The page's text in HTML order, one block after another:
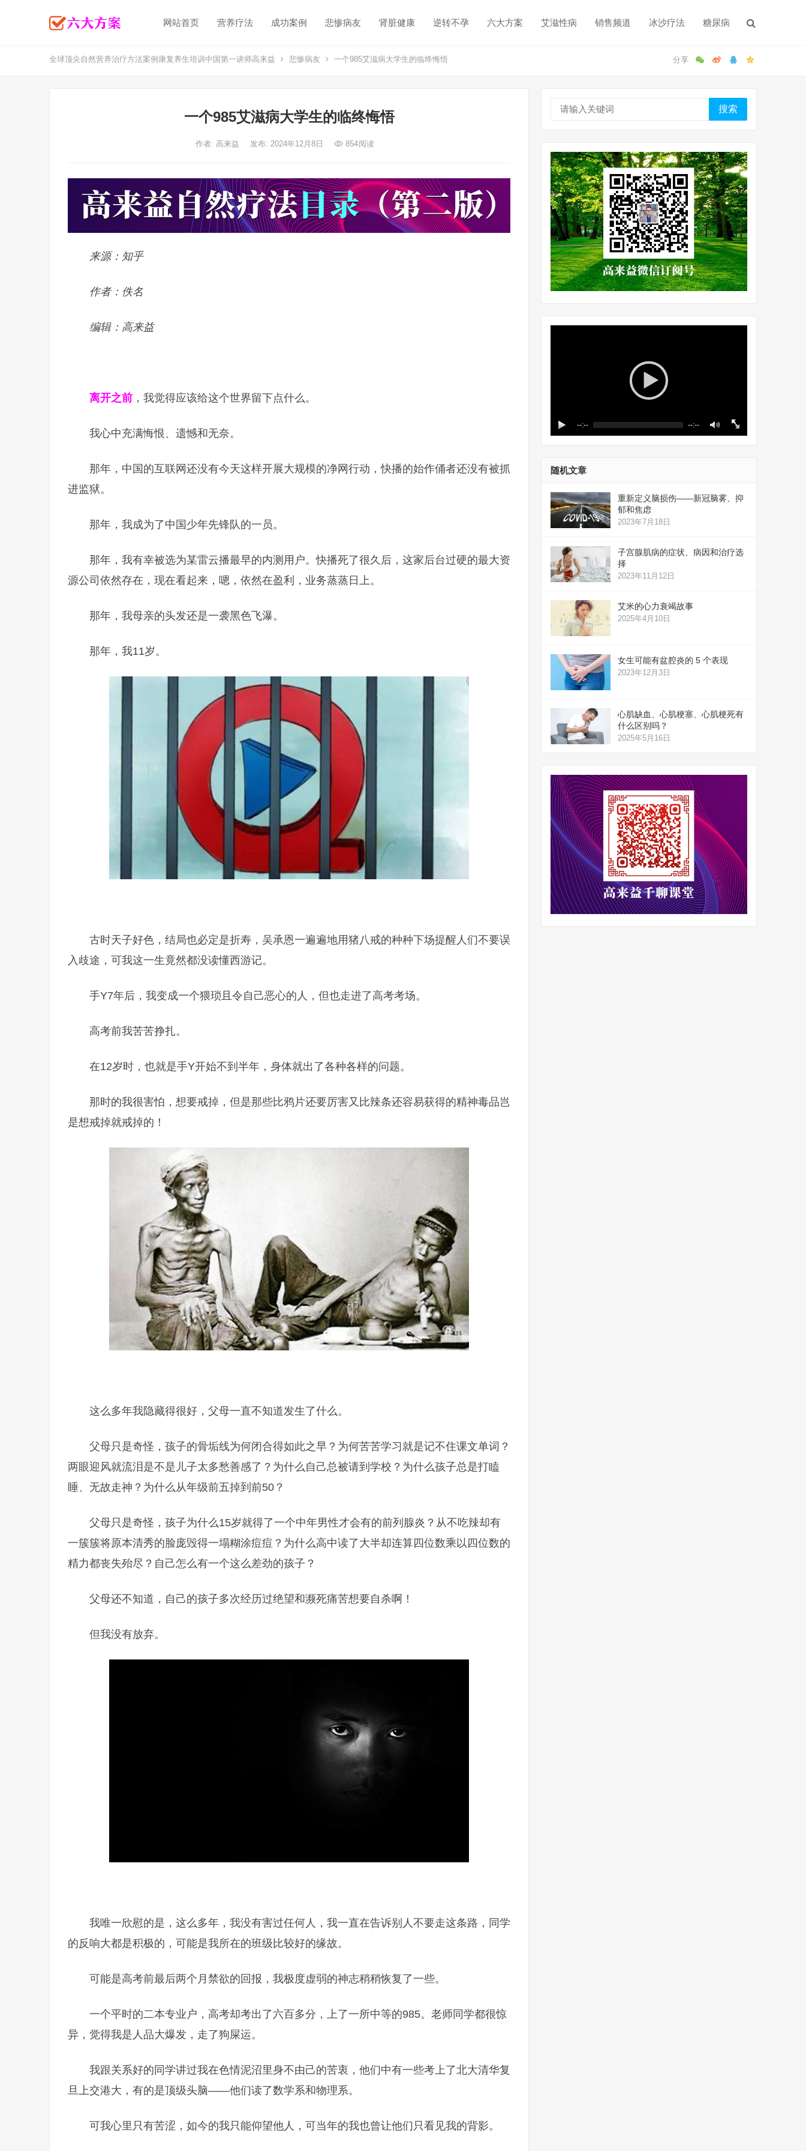
网站首页 营养疗法 成功案例 悲惨病友 肾脏健康 逆转不孕 六大方案 艾滋性病 销售频道 冰沙疗法 糖尿病
全球顶尖自然营养治疗方法案例康复养生培训中国第一讲师高来益 悲惨病友 一个985艾滋病大学生的临终悔悟
一个985艾滋病大学生的临终悔悟
作者: 高来益 发布: 2024年12月8日 854阅读
来源：知乎
作者：佚名
编辑：高来益
离开之前 ，我觉得应该给这个世界留下点什么。
我心中充满悔恨、遗憾和无奈。
那年，中国的互联网还没有今天这样开展大规模的净网行动，快播的始作俑者还没有被抓
进监狱。
那年，我成为了中国少年先锋队的一员。
那年，我有幸被选为某雷云播最早的内测用户。快播死了很久后，这家后台过硬的最大资
源公司依然存在，现在看起来，嗯，依然在盈利，业务蒸蒸日上。
那年，我母亲的头发还是一袭黑色飞瀑。
那年，我11岁。
古时天子好色，结局也必定是折寿，吴承恩一遍遍地用猪八戒的种种下场提醒人们不要误
入歧途，可我这一生竟然都没读懂西游记。
手Y7年后，我变成一个猥琐且令自己恶心的人，但也走进了高考考场。
高考前我苦苦挣扎。
在12岁时，也就是手Y开始不到半年，身体就出了各种各样的问题。
那时的我很害怕，想要戒掉，但是那些比鸦片还要厉害又比辣条还容易获得的精神毒品岂
是想戒掉就戒掉的！
这么多年我隐藏得很好，父母一直不知道发生了什么。
父母只是奇怪，孩子的骨垢线为何闭合得如此之早？为何苦苦学习就是记不住课文单词？
两眼迎风就流泪是不是儿子太多愁善感了？为什么自己总被请到学校？为什么孩子总是打瞌
睡、无故走神？为什么从年级前五掉到前50？
父母只是奇怪，孩子为什么15岁就得了一个中年男性才会有的前列腺炎？从不吃辣却有
一簇簇将原本清秀的脸庞毁得一塌糊涂痘痘？为什么高中读了大半却连算四位数乘以四位数的
精力都丧失殆尽？自己怎么有一个这么差劲的孩子？
父母还不知道，自己的孩子多次经历过绝望和濒死痛苦想要自杀啊！
但我没有放弃。
我唯一欣慰的是，这么多年，我没有害过任何人，我一直在告诉别人不要走这条路，同学
的反响大都是积极的，可能是我所在的班级比较好的缘故。
可能是高考前最后两个月禁欲的回报，我极度虚弱的神志稍稍恢复了一些。
一个平时的二本专业户，高考却考出了六百多分，上了一所中等的985。老师同学都很惊
异，觉得我是人品大爆发，走了狗屎运。
我跟关系好的同学讲过我在色情泥沼里身不由己的苦衷，他们中有一些考上了北大清华复
旦上交港大，有的是顶级头脑——他们读了数学系和物理系。
可我心里只有苦涩，如今的我只能仰望他人，可当年的我也曾让他们只看见我的背影。
搜索
--:-- --:--
随机文章
重新定义脑损伤——新冠脑雾、抑
郁和焦虑
2023年7月18日
子宫腺肌病的症状、病因和治疗选
择
2023年11月12日
艾米的心力衰竭故事
2025年4月10日
女生可能有盆腔炎的 5 个表现
2023年12月3日
心肌缺血、心肌梗塞、心肌梗死有
什么区别吗？
2025年5月16日